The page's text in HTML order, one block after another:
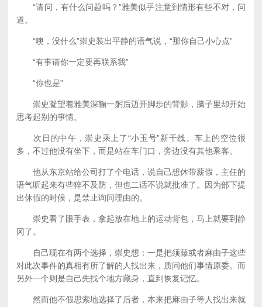
“请问，有什么问题吗？”雅美似乎注意到情形有些不对，问
道。
“噢，没什么”崇史装出平静的语气说，“那你自己小心点”
“有事请你一定要再联系我”
“你也是”
崇史凝望着雅美深鞠一躬后迈开脚步的背影，脑子里却开始
思考起别的事情。
次日的中午，崇史乘上了“小玉号”新干线。车上的空位很
多，不过他没有坐下，而是站在车门口，旁边没有其他乘客。
他从东京站给公司打了个电话，说自己想休带薪假，主任的
语气听起来有些猝不及防，但也二话不说就批准了。因为部下提
出休假的时候，是禁止询问理由的。
崇史看了眼手表，拿起放在地上的运动背包，马上就要到静
冈了。
自己现在有两个选择，崇史想：一是把须藤或者麻由子这些
对此次事件的真相有所了解的人找出来，质问他们事情原委。而
另外一个则是自己先找个地方藏身，直到恢复记忆。
然而他不假思索地选择了后者，本来把麻由子等人找出来就